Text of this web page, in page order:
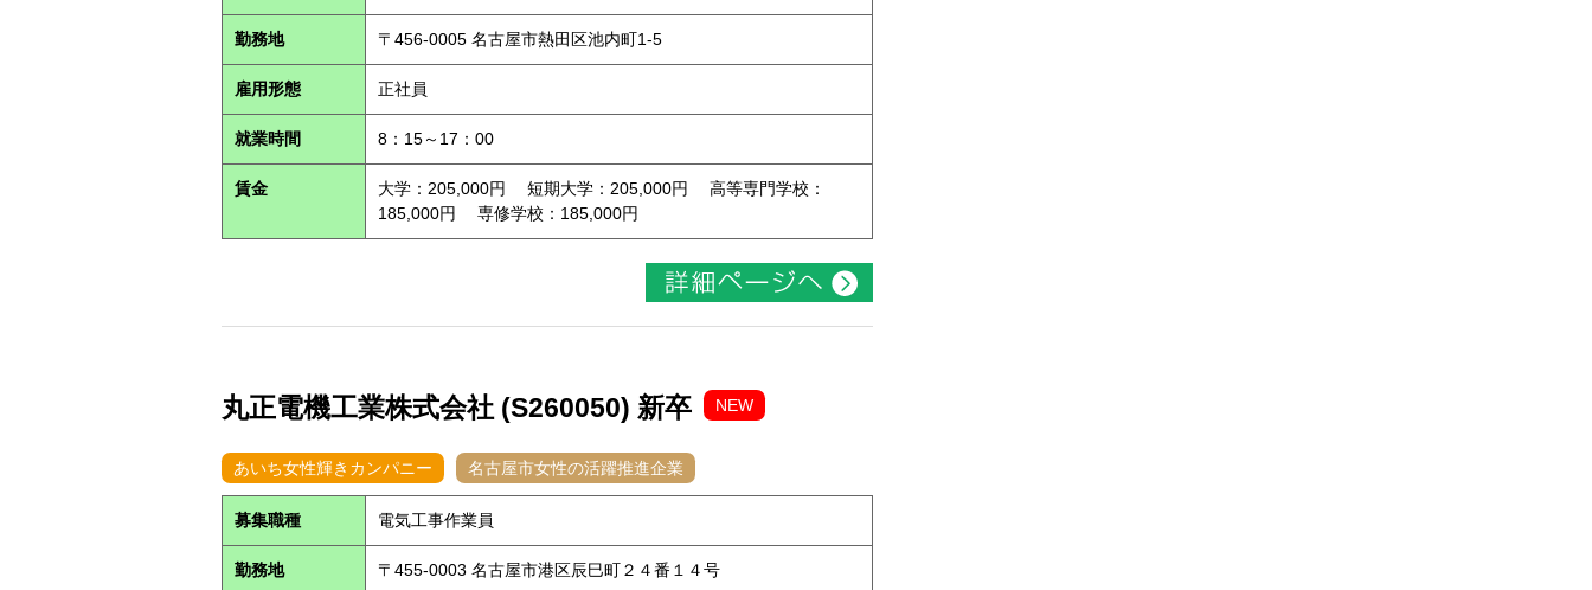
勤務地 〒456-0005 名古屋市熱田区池内町1-5
雇用形態 正社員
就業時間 8：15～17：00
賃金
大学：205,000円 短期大学：205,000円 高等専門学校：
185,000円 専修学校：185,000円
丸正電機工業株式会社 (S260050) 新卒 NEW
あいち女性輝きカンパニー 名古屋市女性の活躍推進企業
募集職種 電気工事作業員
勤務地 〒455-0003 名古屋市港区辰巳町２４番１４号